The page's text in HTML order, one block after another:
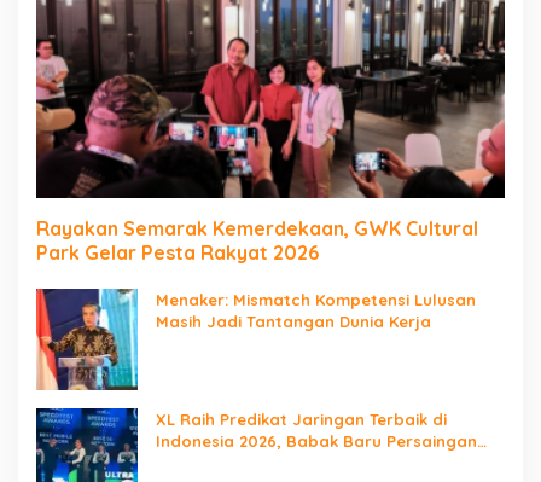
Rayakan Semarak Kemerdekaan, GWK Cultural
Park Gelar Pesta Rakyat 2026
Menaker: Mismatch Kompetensi Lulusan
Masih Jadi Tantangan Dunia Kerja
XL Raih Predikat Jaringan Terbaik di
Indonesia 2026, Babak Baru Persaingan